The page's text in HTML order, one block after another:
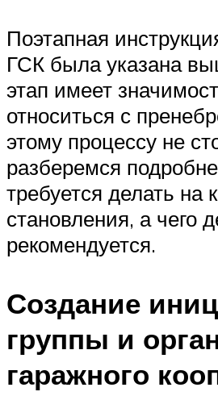
Поэтапная
ГСК была указана
этап имеет
относиться с
этому процессу не
разберемся
требуется делать на
становления, а чего
рекомендуется.
Создание
группы и
гаражного